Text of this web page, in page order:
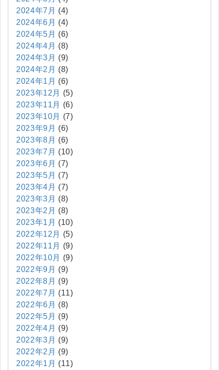
2024年7月 (4)
2024年6月 (4)
2024年5月 (6)
2024年4月 (8)
2024年3月 (9)
2024年2月 (8)
2024年1月 (6)
2023年12月
(5)
2023年11月
(6)
2023年10月
(7)
2023年9月 (6)
2023年8月 (6)
2023年7月 (10)
2023年6月 (7)
2023年5月 (7)
2023年4月 (7)
2023年3月 (8)
2023年2月 (8)
2023年1月 (10)
2022年12月
(5)
2022年11月
(9)
2022年10月
(9)
2022年9月 (9)
2022年8月 (9)
2022年7月 (11)
2022年6月 (8)
2022年5月 (9)
2022年4月 (9)
2022年3月 (9)
2022年2月 (9)
2022年1月 (11)